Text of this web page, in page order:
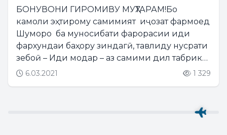
БОНУВОНИ ГИРОМИВУ МУҲТАРАМ!Бо
камоли эҳтирому самимият иҷозат фармоед
Шуморо ба муносибати фарорасии иди
фархундаи баҳору зиндагӣ, тавлиду нусрати
зебоӣ – Иди модар – аз самими дил табрику
таҳният намуда, бароятон дар ҳама ҷодаҳои
6.03.2021 1 329